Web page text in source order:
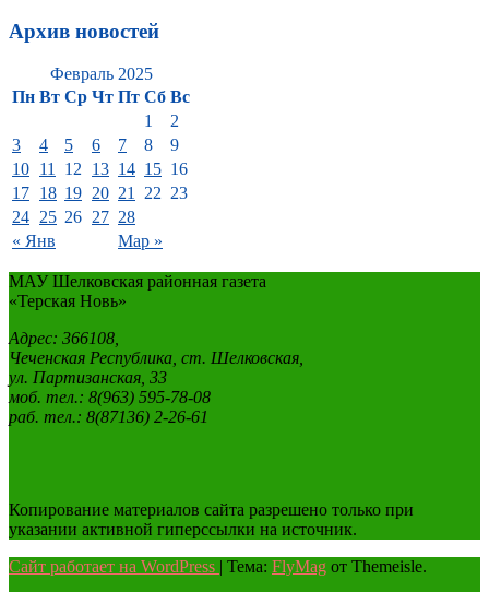
Архив новостей
Февраль 2025
Пн Вт Ср Чт Пт Сб Вс
« Янв Мар »
1
2
3
4 5 6 7 8
9
10 11 12 13 14 15 16
17 18 19 20 21 22 23
24 25 26 27 28
МАУ Шелковская районная газета
«Терская Новь»
Адрес: 366108,
Чеченская Республика, ст. Шелковская,
ул. Партизанская, 33
моб. тел.: 8(963) 595-78-08
раб. тел.: 8(87136) 2-26-61
Копирование материалов сайта разрешено только при
указании активной гиперссылки на источник.
Сайт работает на WordPress | Тема: FlyMag от Themeisle.